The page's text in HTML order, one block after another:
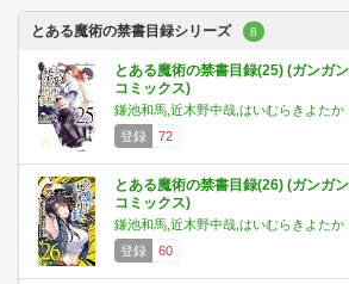
とある魔術の禁書目録シリーズ 8
とある魔術の禁書目録(25) (ガンガン
コミックス)
鎌池和馬,近木野中哉,はいむらきよたか
登録
72
とある魔術の禁書目録(26) (ガンガン
コミックス)
鎌池和馬,近木野中哉,はいむらきよたか
登録
60